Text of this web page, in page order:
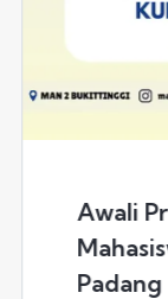
Imam
Waka